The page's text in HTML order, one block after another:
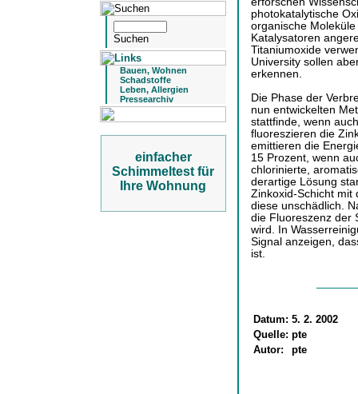
Bauen, Wohnen
Schadstoffe
Leben, Allergien
Pressearchiv
einfacher
Schimmeltest für
Ihre Wohnung
photokatalytische
organische
Katalysatoren
Titaniumoxide
University sollen
erkennen.
Die Phase der
nun entwickelten
stattfinde, wenn
fluoreszieren die
emittieren die
15 Prozent, wenn
chlorinierte,
derartige Lösung
Zinkoxid-Schicht mit
diese unschädlich.
die Fluoreszenz der
wird. In
Signal anzeigen,
ist.
Datum: 5. 2. 2002
Quelle: pte
Autor:
pte